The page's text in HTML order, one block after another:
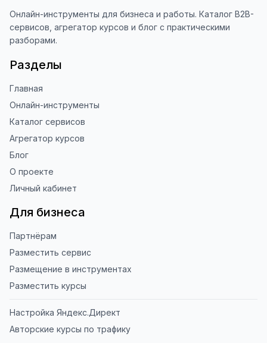
Онлайн-инструменты для бизнеса и работы. Каталог B2B-
сервисов, агрегатор курсов и блог с практическими
разборами.
Разделы
Главная
Онлайн-инструменты
Каталог сервисов
Агрегатор курсов
Блог
О проекте
Личный кабинет
Для бизнеса
Партнёрам
Разместить сервис
Размещение в инструментах
Разместить курсы
Настройка Яндекс.Директ
Авторские курсы по трафику